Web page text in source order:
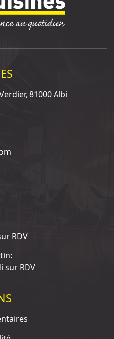
81000 Albi
RDV
sur RDV